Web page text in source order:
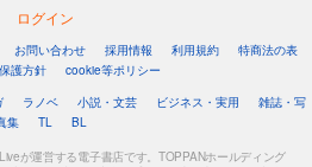
ログイン
お問い合わせ 採用情報 利用規約
特商法の表
護方針
cookie等ポリシー
ラノベ 小説・文芸 ビジネス・実用
雑誌・写
集
TL BL
が運営する電子書店です。TOPPANホールディング